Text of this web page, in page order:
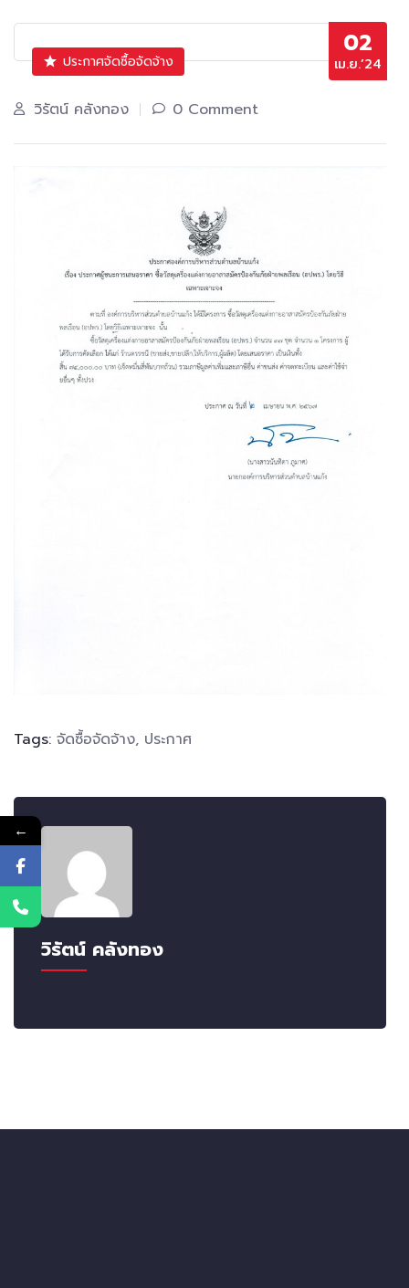
02
เม.ย.’24
ประกาศจัดซื้อจัดจ้าง
วิรัตน์ คลังทอง 0 Comment
Tags: จัดซื้อจัดจ้าง, ประกาศ
วิรัตน์ คลังทอง
←